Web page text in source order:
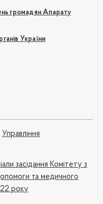
громадян Апарату
України
Управління
засідання Комітету з
та медичного
року